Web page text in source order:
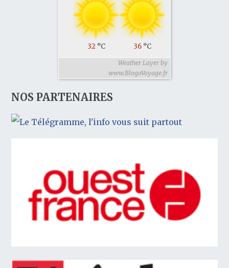
32 °C 36 °C
Weather Layer by
www.BlogoVoyage.fr
NOS PARTENAIRES